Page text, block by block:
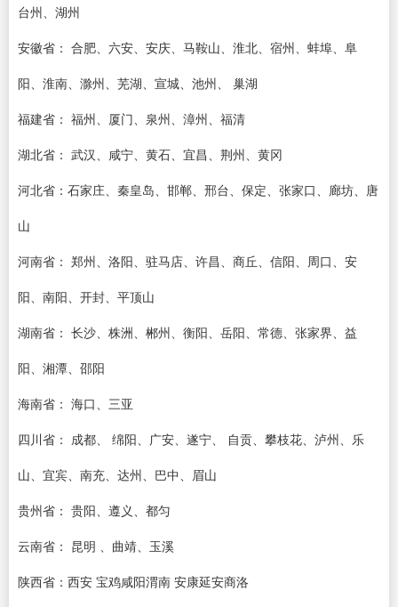
台州、湖州
安徽省： 合肥、六安、安庆、马鞍山、淮北、宿州、蚌埠、阜
阳、淮南、滁州、芜湖、宣城、池州、 巢湖
福建省： 福州、厦门、泉州、漳州、福清
湖北省： 武汉、咸宁、黄石、宜昌、荆州、黄冈
河北省：石家庄、秦皇岛、邯郸、邢台、保定、张家口、廊坊、唐
山
河南省： 郑州、洛阳、驻马店、许昌、商丘、信阳、周口、安
阳、南阳、开封、平顶山
湖南省： 长沙、株洲、郴州、衡阳、岳阳、常德、张家界、益
阳、湘潭、邵阳
海南省： 海口、三亚
四川省： 成都、 绵阳、广安、遂宁、 自贡、攀枝花、泸州、乐
山、宜宾、南充、达州、巴中、眉山
贵州省： 贵阳、遵义、都匀
云南省： 昆明 、曲靖、玉溪
陕西省：西安 宝鸡咸阳渭南 安康延安商洛